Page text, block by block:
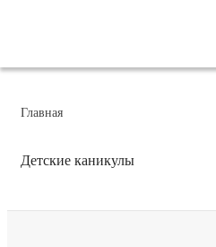
Главная
Детские каникулы